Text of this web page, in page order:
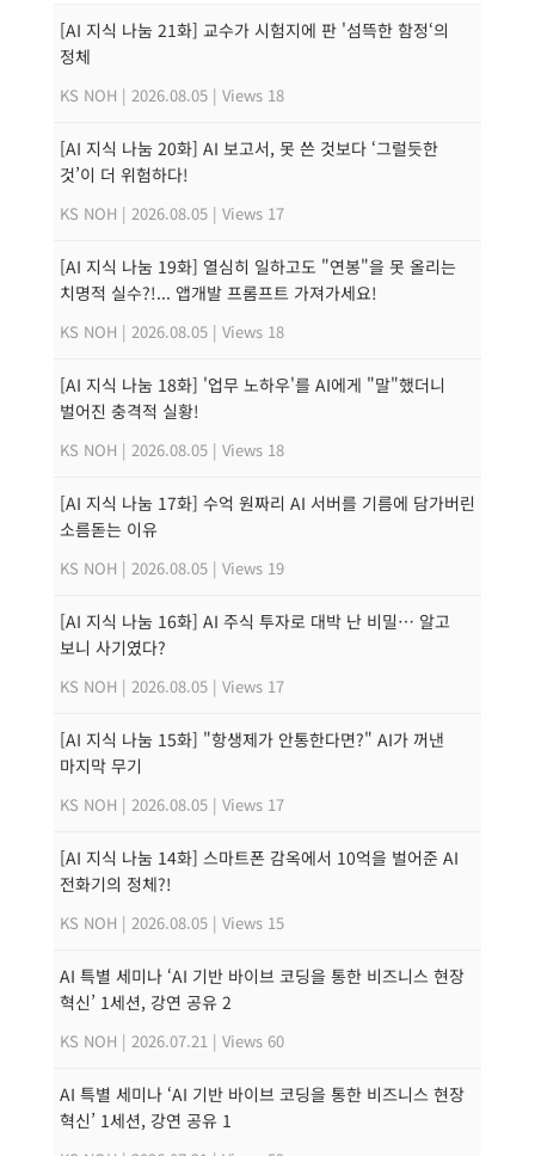
[AI 지식 나눔 21화] 교수가 시험지에 판 '섬뜩한 함정‘의
정체
KS NOH | 2026.08.05 | Views 18
[AI 지식 나눔 20화] AI 보고서, 못 쓴 것보다 ‘그럴듯한
것’이 더 위험하다!
KS NOH | 2026.08.05 | Views 17
[AI 지식 나눔 19화] 열심히 일하고도 "연봉"을 못 올리는
치명적 실수?!... 앱개발 프롬프트 가져가세요!
KS NOH | 2026.08.05 | Views 18
[AI 지식 나눔 18화] '업무 노하우'를 AI에게 "말"했더니
벌어진 충격적 실황!
KS NOH | 2026.08.05 | Views 18
[AI 지식 나눔 17화] 수억 원짜리 AI 서버를 기름에 담가버린
소름돋는 이유
KS NOH | 2026.08.05 | Views 19
[AI 지식 나눔 16화] AI 주식 투자로 대박 난 비밀… 알고
보니 사기였다?
KS NOH | 2026.08.05 | Views 17
[AI 지식 나눔 15화] "항생제가 안통한다면?" AI가 꺼낸
마지막 무기
KS NOH | 2026.08.05 | Views 17
[AI 지식 나눔 14화] 스마트폰 감옥에서 10억을 벌어준 AI
전화기의 정체?!
KS NOH | 2026.08.05 | Views 15
AI 특별 세미나 ‘AI 기반 바이브 코딩을 통한 비즈니스 현장
혁신’ 1세션, 강연 공유 2
KS NOH | 2026.07.21 | Views 60
AI 특별 세미나 ‘AI 기반 바이브 코딩을 통한 비즈니스 현장
혁신’ 1세션, 강연 공유 1